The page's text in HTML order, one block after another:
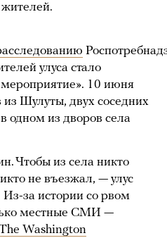
жителей.
улуса стало
мероприятие». 10 июня
из Шулуты, двух соседних
одном из дворов села
Чтобы из села никто
не въезжал, — улус
за истории со рвом
местные СМИ —
Washington